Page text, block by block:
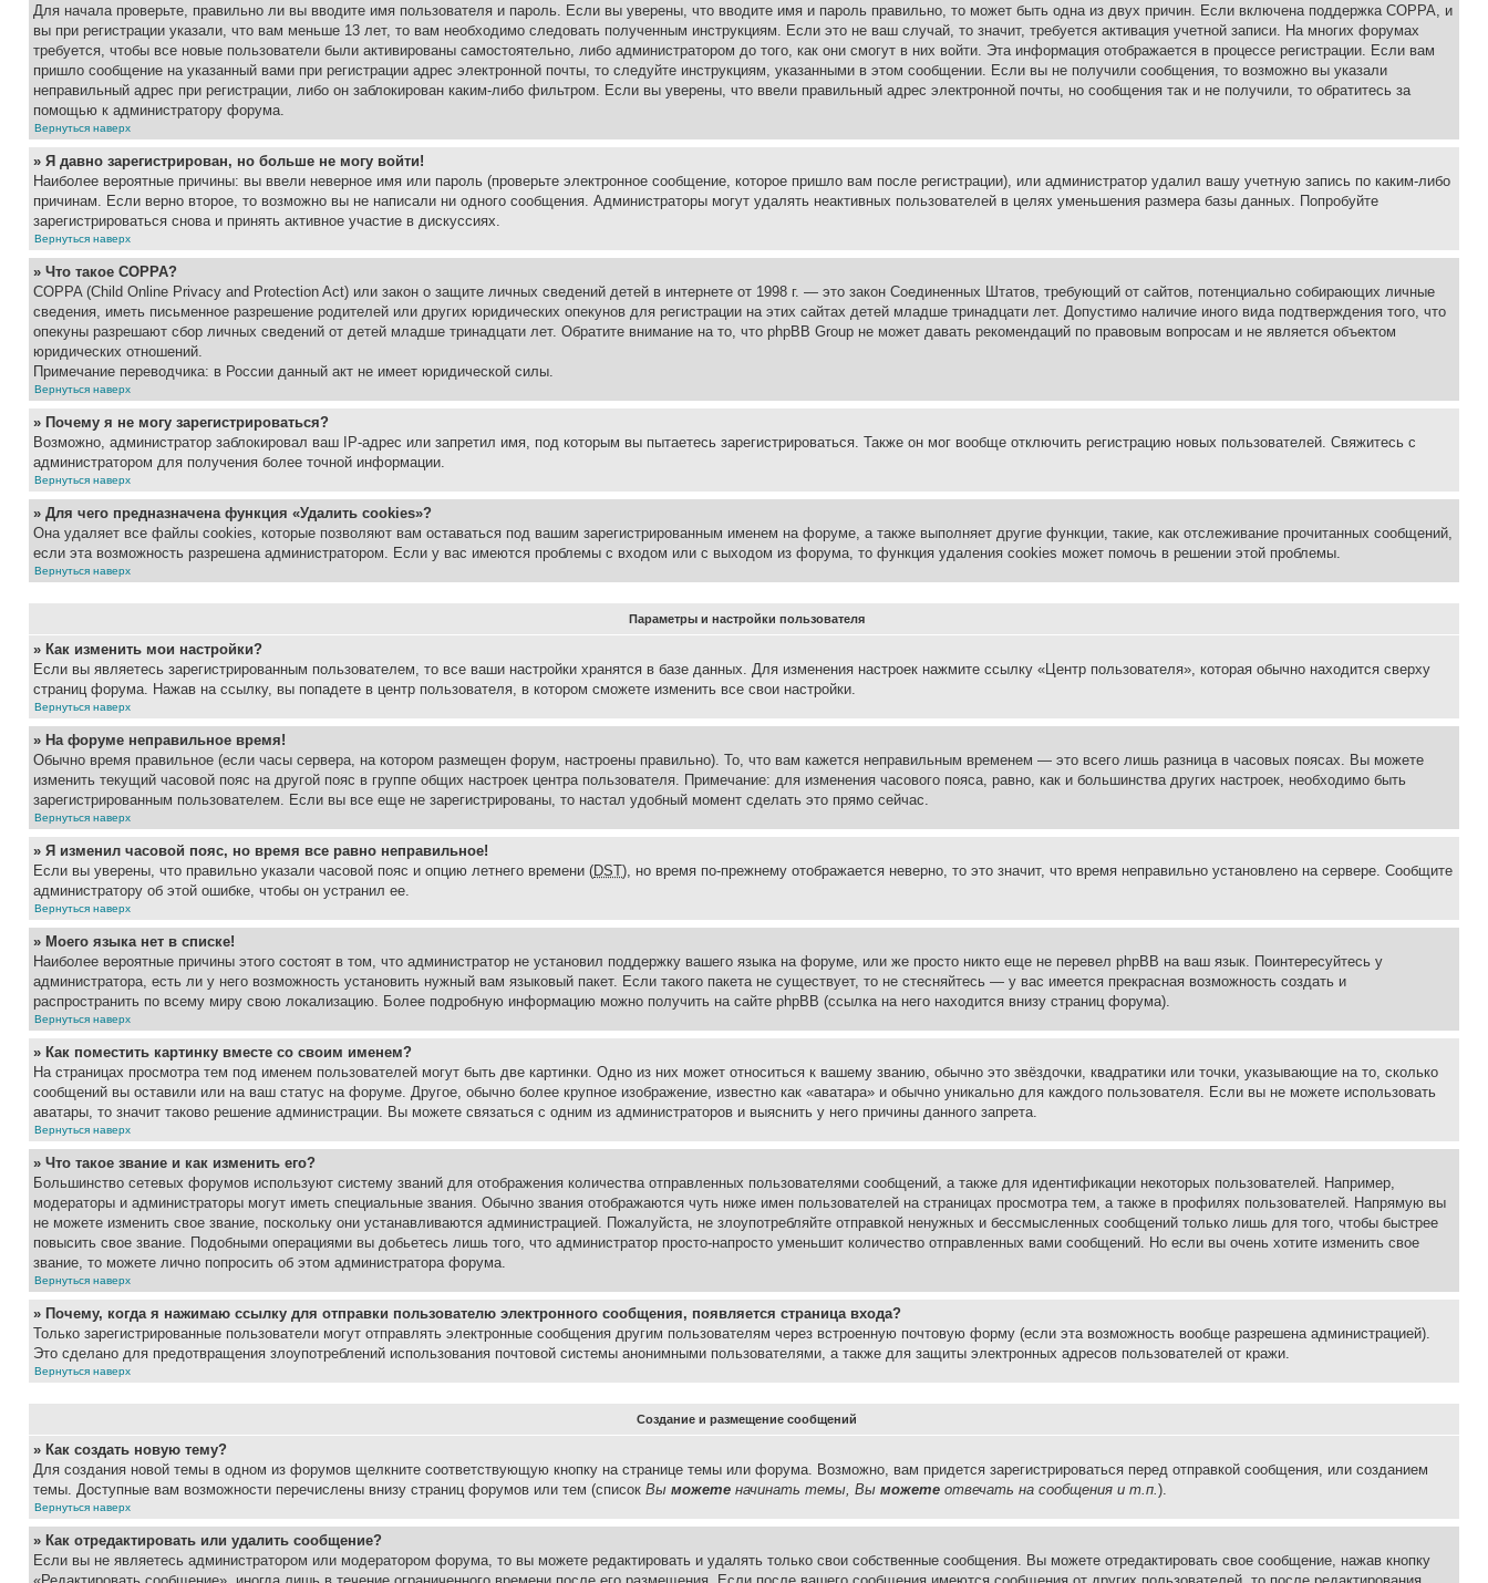
Для начала проверьте, правильно ли вы вводите имя пользователя и пароль. Если вы уверены, что вводите имя и пароль правильно, то может быть одна из двух причин. Если включена поддержка COPPA, и
вы при регистрации указали, что вам меньше 13 лет, то вам необходимо следовать полученным инструкциям. Если это не ваш случай, то значит, требуется активация учетной записи. На многих форумах
требуется, чтобы все новые пользователи были активированы самостоятельно, либо администратором до того, как они смогут в них войти. Эта информация отображается в процессе регистрации. Если вам
пришло сообщение на указанный вами при регистрации адрес электронной почты, то следуйте инструкциям, указанными в этом сообщении. Если вы не получили сообщения, то возможно вы указали
неправильный адрес при регистрации, либо он заблокирован каким-либо фильтром. Если вы уверены, что ввели правильный адрес электронной почты, но сообщения так и не получили, то обратитесь за
помощью к администратору форума.
Вернуться наверх
» Я давно зарегистрирован, но больше не могу войти!
Наиболее вероятные причины: вы ввели неверное имя или пароль (проверьте электронное сообщение, которое пришло вам после регистрации), или администратор удалил вашу учетную запись по каким-либо
причинам. Если верно второе, то возможно вы не написали ни одного сообщения. Администраторы могут удалять неактивных пользователей в целях уменьшения размера базы данных. Попробуйте
зарегистрироваться снова и принять активное участие в дискуссиях.
Вернуться наверх
» Что такое COPPA?
COPPA (Child Online Privacy and Protection Act) или закон о защите личных сведений детей в интернете от 1998 г. — это закон Соединенных Штатов, требующий от сайтов, потенциально собирающих личные
сведения, иметь письменное разрешение родителей или других юридических опекунов для регистрации на этих сайтах детей младше тринадцати лет. Допустимо наличие иного вида подтверждения того, что
опекуны разрешают сбор личных сведений от детей младше тринадцати лет. Обратите внимание на то, что phpBB Group не может давать рекомендаций по правовым вопросам и не является объектом
юридических отношений.
Примечание переводчика: в России данный акт не имеет юридической силы.
Вернуться наверх
» Почему я не могу зарегистрироваться?
Возможно, администратор заблокировал ваш IP-адрес или запретил имя, под которым вы пытаетесь зарегистрироваться. Также он мог вообще отключить регистрацию новых пользователей. Свяжитесь с
администратором для получения более точной информации.
Вернуться наверх
» Для чего предназначена функция «Удалить cookies»?
Она удаляет все файлы cookies, которые позволяют вам оставаться под вашим зарегистрированным именем на форуме, а также выполняет другие функции, такие, как отслеживание прочитанных сообщений,
если эта возможность разрешена администратором. Если у вас имеются проблемы с входом или с выходом из форума, то функция удаления cookies может помочь в решении этой проблемы.
Вернуться наверх
Параметры и настройки пользователя
» Как изменить мои настройки?
Если вы являетесь зарегистрированным пользователем, то все ваши настройки хранятся в базе данных. Для изменения настроек нажмите ссылку «Центр пользователя», которая обычно находится сверху
страниц форума. Нажав на ссылку, вы попадете в центр пользователя, в котором сможете изменить все свои настройки.
Вернуться наверх
» На форуме неправильное время!
Обычно время правильное (если часы сервера, на котором размещен форум, настроены правильно). То, что вам кажется неправильным временем — это всего лишь разница в часовых поясах. Вы можете
изменить текущий часовой пояс на другой пояс в группе общих настроек центра пользователя. Примечание: для изменения часового пояса, равно, как и большинства других настроек, необходимо быть
зарегистрированным пользователем. Если вы все еще не зарегистрированы, то настал удобный момент сделать это прямо сейчас.
Вернуться наверх
» Я изменил часовой пояс, но время все равно неправильное!
Если вы уверены, что правильно указали часовой пояс и опцию летнего времени (DST), но время по-прежнему отображается неверно, то это значит, что время неправильно установлено на сервере. Сообщите
администратору об этой ошибке, чтобы он устранил ее.
Вернуться наверх
» Моего языка нет в списке!
Наиболее вероятные причины этого состоят в том, что администратор не установил поддержку вашего языка на форуме, или же просто никто еще не перевел phpBB на ваш язык. Поинтересуйтесь у
администратора, есть ли у него возможность установить нужный вам языковый пакет. Если такого пакета не существует, то не стесняйтесь — у вас имеется прекрасная возможность создать и
распространить по всему миру свою локализацию. Более подробную информацию можно получить на сайте phpBB (ссылка на него находится внизу страниц форума).
Вернуться наверх
» Как поместить картинку вместе со своим именем?
На страницах просмотра тем под именем пользователей могут быть две картинки. Одно из них может относиться к вашему званию, обычно это звёздочки, квадратики или точки, указывающие на то, сколько
сообщений вы оставили или на ваш статус на форуме. Другое, обычно более крупное изображение, известно как «аватара» и обычно уникально для каждого пользователя. Если вы не можете использовать
аватары, то значит таково решение администрации. Вы можете связаться с одним из администраторов и выяснить у него причины данного запрета.
Вернуться наверх
» Что такое звание и как изменить его?
Большинство сетевых форумов используют систему званий для отображения количества отправленных пользователями сообщений, а также для идентификации некоторых пользователей. Например,
модераторы и администраторы могут иметь специальные звания. Обычно звания отображаются чуть ниже имен пользователей на страницах просмотра тем, а также в профилях пользователей. Напрямую вы
не можете изменить свое звание, поскольку они устанавливаются администрацией. Пожалуйста, не злоупотребляйте отправкой ненужных и бессмысленных сообщений только лишь для того, чтобы быстрее
повысить свое звание. Подобными операциями вы добьетесь лишь того, что администратор просто-напросто уменьшит количество отправленных вами сообщений. Но если вы очень хотите изменить свое
звание, то можете лично попросить об этом администратора форума.
Вернуться наверх
» Почему, когда я нажимаю ссылку для отправки пользователю электронного сообщения, появляется страница входа?
Только зарегистрированные пользователи могут отправлять электронные сообщения другим пользователям через встроенную почтовую форму (если эта возможность вообще разрешена администрацией).
Это сделано для предотвращения злоупотреблений использования почтовой системы анонимными пользователями, а также для защиты электронных адресов пользователей от кражи.
Вернуться наверх
Создание и размещение сообщений
» Как создать новую тему?
Для создания новой темы в одном из форумов щелкните соответствующую кнопку на странице темы или форума. Возможно, вам придется зарегистрироваться перед отправкой сообщения, или созданием
темы. Доступные вам возможности перечислены внизу страниц форумов или тем (список Вы можете начинать темы, Вы можете отвечать на сообщения и т.п.).
Вернуться наверх
» Как отредактировать или удалить сообщение?
Если вы не являетесь администратором или модератором форума, то вы можете редактировать и удалять только свои собственные сообщения. Вы можете отредактировать свое сообщение, нажав кнопку